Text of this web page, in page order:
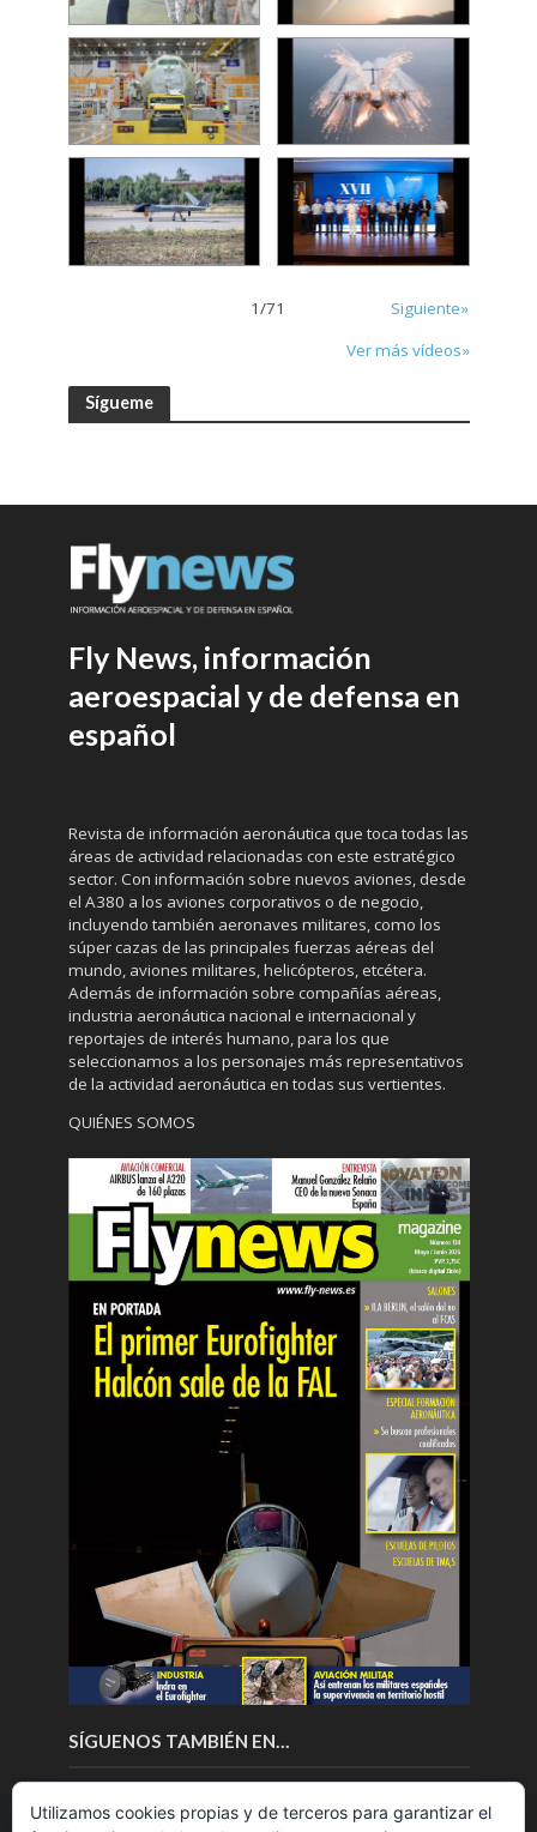
1/71
Siguiente»
Ver más vídeos»
Sígueme
Fly News, información
aeroespacial y de defensa en
español
Revista de información aeronáutica que toca todas las
áreas de actividad relacionadas con este estratégico
sector. Con información sobre nuevos aviones, desde
el A380 a los aviones corporativos o de negocio,
incluyendo también aeronaves militares, como los
súper cazas de las principales fuerzas aéreas del
mundo, aviones militares, helicópteros, etcétera.
Además de información sobre compañías aéreas,
industria aeronáutica nacional e internacional y
reportajes de interés humano, para los que
seleccionamos a los personajes más representativos
de la actividad aeronáutica en todas sus vertientes.
QUIÉNES SOMOS
SÍGUENOS TAMBIÉN EN…
Utilizamos cookies propias y de terceros para garantizar el